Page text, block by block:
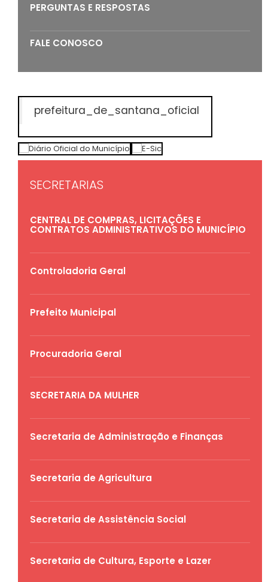
PERGUNTAS E RESPOSTAS
FALE CONOSCO
prefeitura_de_santana_oficial
SECRETARIAS
CENTRAL DE COMPRAS, LICITAÇÕES E
CONTRATOS ADMINISTRATIVOS DO MUNICÍPIO
Controladoria Geral
Prefeito Municipal
Procuradoria Geral
SECRETARIA DA MULHER
Secretaria de Administração e Finanças
Secretaria de Agricultura
Secretaria de Assistência Social
Secretaria de Cultura, Esporte e Lazer